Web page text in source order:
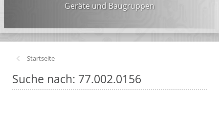
Geräte und Baugruppen
Startseite
Suche nach: 77.002.0156